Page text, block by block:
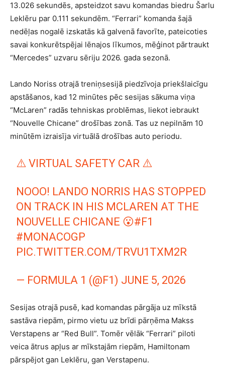
13.026 sekundēs, apsteidzot savu komandas biedru Šarlu
Leklēru par 0.111 sekundēm. “Ferrari” komanda šajā
nedēļas nogalē izskatās kā galvenā favorīte, pateicoties
savai konkurētspējai lēnajos līkumos, mēģinot pārtraukt
“Mercedes” uzvaru sēriju 2026. gada sezonā.
Lando Noriss otrajā treniņsesijā piedzīvoja priekšlaicīgu
apstāšanos, kad 12 minūtes pēc sesijas sākuma viņa
“McLaren” radās tehniskas problēmas, liekot iebraukt
“Nouvelle Chicane” drošības zonā. Tas uz nepilnām 10
minūtēm izraisīja virtuālā drošības auto periodu.
⚠️ VIRTUAL SAFETY CAR ⚠️
NOOO! LANDO NORRIS HAS STOPPED
ON TRACK IN HIS MCLAREN AT THE
NOUVELLE CHICANE 😮#F1
#MONACOGP
PIC.TWITTER.COM/TRVU1TXM2R
— FORMULA 1 (@F1) JUNE 5, 2026
Sesijas otrajā pusē, kad komandas pārgāja uz mīkstā
sastāva riepām, pirmo vietu uz brīdi pārņēma Makss
Verstapens ar “Red Bull”. Tomēr vēlāk “Ferrari” piloti
veica ātrus apļus ar mīkstajām riepām, Hamiltonam
pārspējot gan Leklēru, gan Verstapenu.